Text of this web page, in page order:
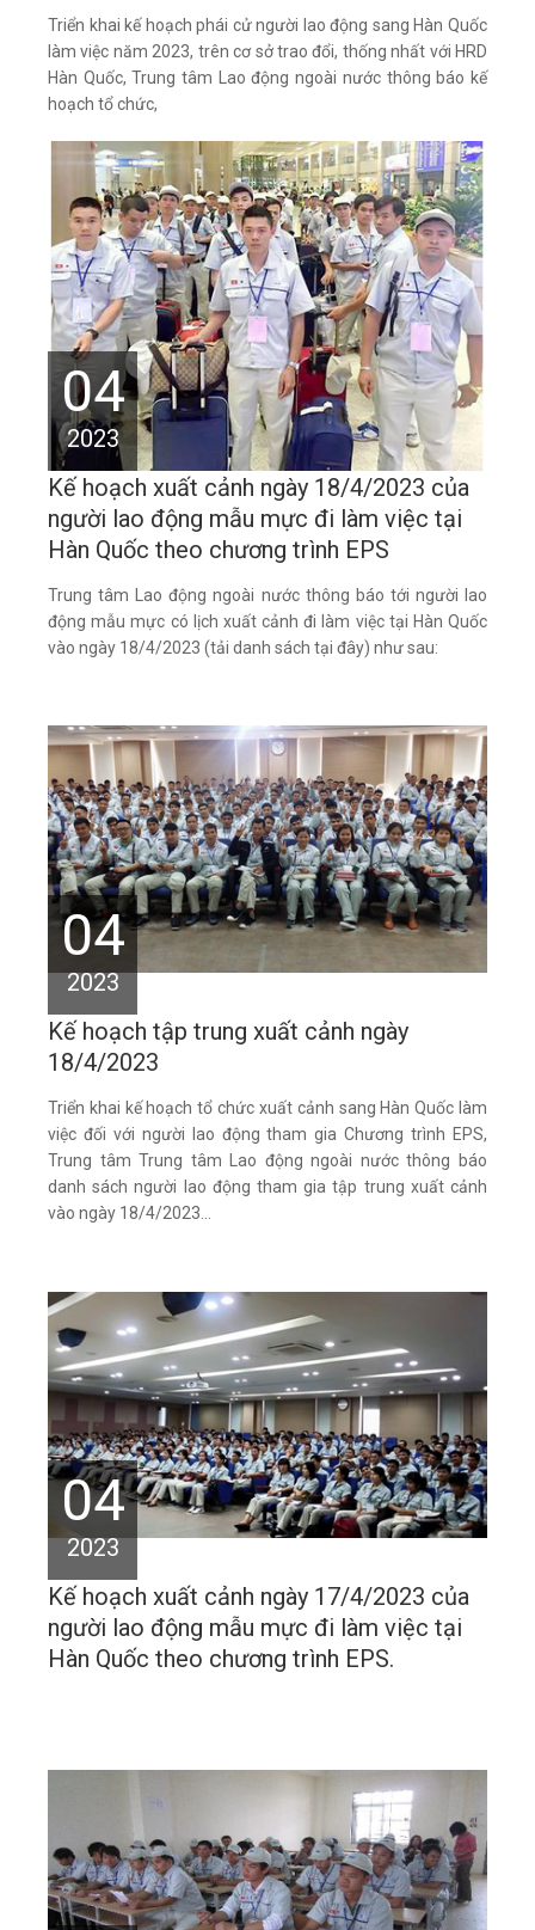
Triển khai kế hoạch phái cử người lao động sang Hàn Quốc
làm việc năm 2023, trên cơ sở trao đổi, thống nhất với HRD
Hàn Quốc, Trung tâm Lao động ngoài nước thông báo kế
hoạch tổ chức,
04
2023
Kế hoạch xuất cảnh ngày 18/4/2023 của
người lao động mẫu mực đi làm việc tại
Hàn Quốc theo chương trình EPS
Trung tâm Lao động ngoài nước thông báo tới người lao
động mẫu mực có lịch xuất cảnh đi làm việc tại Hàn Quốc
vào ngày 18/4/2023 (tải danh sách tại đây) như sau:
04
2023
Kế hoạch tập trung xuất cảnh ngày
18/4/2023
Triển khai kế hoạch tổ chức xuất cảnh sang Hàn Quốc làm
việc đối với người lao động tham gia Chương trình EPS,
Trung tâm Trung tâm Lao động ngoài nước thông báo
danh sách người lao động tham gia tập trung xuất cảnh
vào ngày 18/4/2023...
04
2023
Kế hoạch xuất cảnh ngày 17/4/2023 của
người lao động mẫu mực đi làm việc tại
Hàn Quốc theo chương trình EPS.